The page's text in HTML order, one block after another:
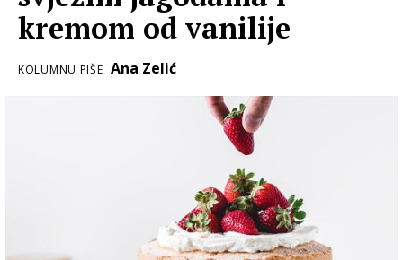
kremom od vanilije
KOLUMNU PIŠE Ana Zelić